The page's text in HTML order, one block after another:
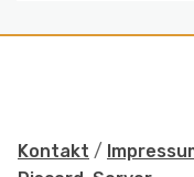
Kontakt /